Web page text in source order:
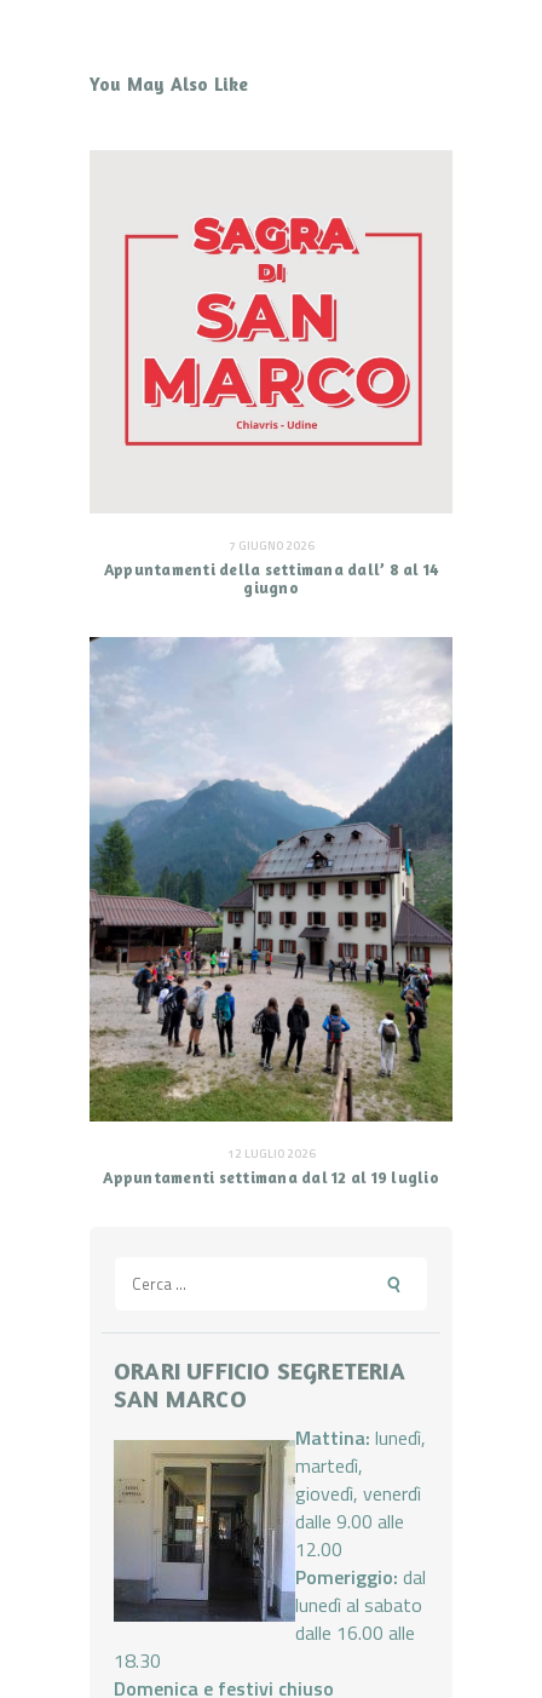
You May Also Like
7 GIUGNO 2026
Appuntamenti della settimana dall’ 8 al 14
giugno
12 LUGLIO 2026
Appuntamenti settimana dal 12 al 19 luglio
per:
ORARI UFFICIO SEGRETERIA
SAN MARCO
Mattina: lunedì,
martedì,
giovedì, venerdì
dalle 9.00 alle
12.00
Pomeriggio: dal
lunedì al sabato
dalle 16.00 alle
18.30
Domenica e festivi chiuso